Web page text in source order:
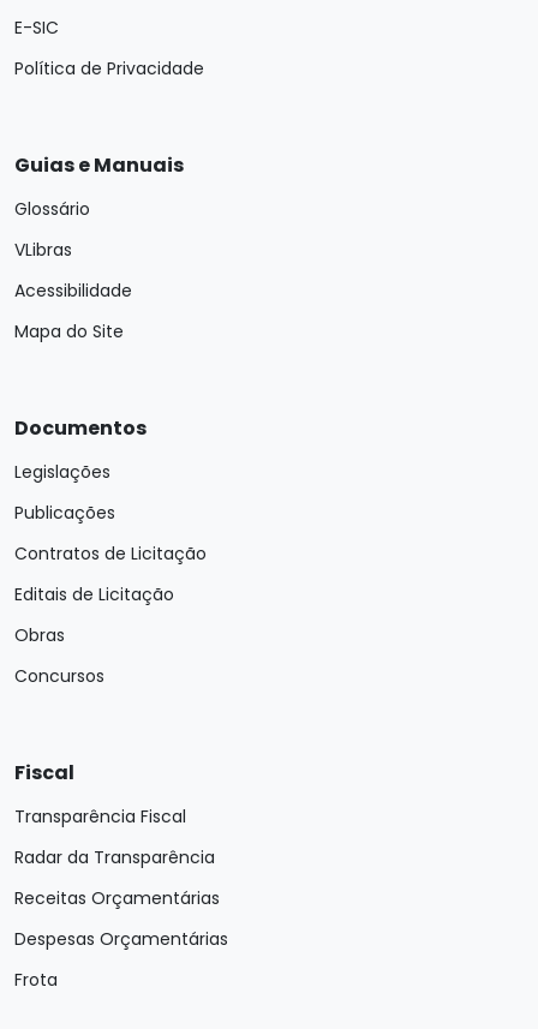
E-SIC
Política de Privacidade
Guias e Manuais
Glossário
VLibras
Acessibilidade
Mapa do Site
Documentos
Legislações
Publicações
Contratos de Licitação
Editais de Licitação
Obras
Concursos
Fiscal
Transparência Fiscal
Radar da Transparência
Receitas Orçamentárias
Despesas Orçamentárias
Frota